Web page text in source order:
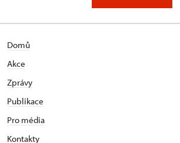
Domů
Akce
Zprávy
Publikace
Pro média
Kontakty